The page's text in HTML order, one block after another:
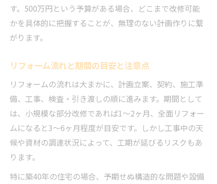
追加工事や予算オーバーを防ぐ注意点
引き渡し後も安心の計画的リフォーム
ー
アフターサービスや保証内容の見極め方
長期間住むための定期点検ポイント紹介
引き渡し後の住み心地改善アイデア集
す。500万円という予算がある場合、どこまで改修可能
かを具体的に把握することが、無理のない計画作りに繋
がります。
リフォーム流れと期間の目安と注意点
リフォームの流れは大まかに、計画立案、契約、施工準
備、工事、検査・引き渡しの順に進みます。期間として
は、小規模な部分改修であれば1～2ヶ月、全面リフォー
ムになると3～6ヶ月程度が目安です。しかし工事中の天
候や資材の調達状況によって、工期が延びるリスクもあ
ります。
特に築40年の住宅の場合、予期せぬ構造的な問題や設備